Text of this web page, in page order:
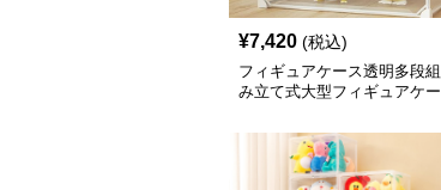
¥7,420 (税込)
フィギュアケース透明多段組
み立て式大型フィギュアケー